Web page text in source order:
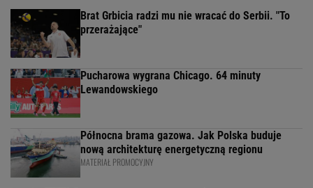
Brat Grbicia radzi mu nie wracać do Serbii. "To
przerażające"
Pucharowa wygrana Chicago. 64 minuty
Lewandowskiego
Północna brama gazowa. Jak Polska buduje
nową architekturę energetyczną regionu
MATERIAŁ PROMOCYJNY